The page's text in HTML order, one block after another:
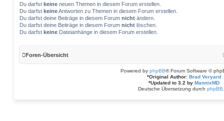
Du darfst keine neuen Themen in diesem Forum erstellen.
Du darfst keineAntworten zu Themen in diesem Forum erstellen.
Du darfst deine Beiträge in diesem Forum nicht ändern.
Du darfst deine Beiträge in diesem Forum nicht löschen.
Du darfst keine Dateianhänge in diesem Forum erstellen.
Foren-Übersicht
Powered by phpBB® Forum Software ©
*Original Author: Brad Veryard
*Updated to 3.2 by MannixMD
Deutsche Übersetzung durch